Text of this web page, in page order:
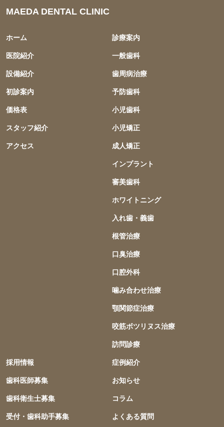
MAEDA DENTAL CLINIC
ホーム
医院紹介
設備紹介
初診案内
価格表
スタッフ紹介
アクセス
診療案内
一般歯科
歯周病治療
予防歯科
小児歯科
小児矯正
成人矯正
インプラント
審美歯科
ホワイトニング
入れ歯・義歯
根管治療
口臭治療
口腔外科
噛み合わせ治療
顎関節症治療
咬筋ボツリヌス治療
訪問診療
採用情報
歯科医師募集
歯科衛生士募集
受付・歯科助手募集
症例紹介
お知らせ
コラム
よくある質問